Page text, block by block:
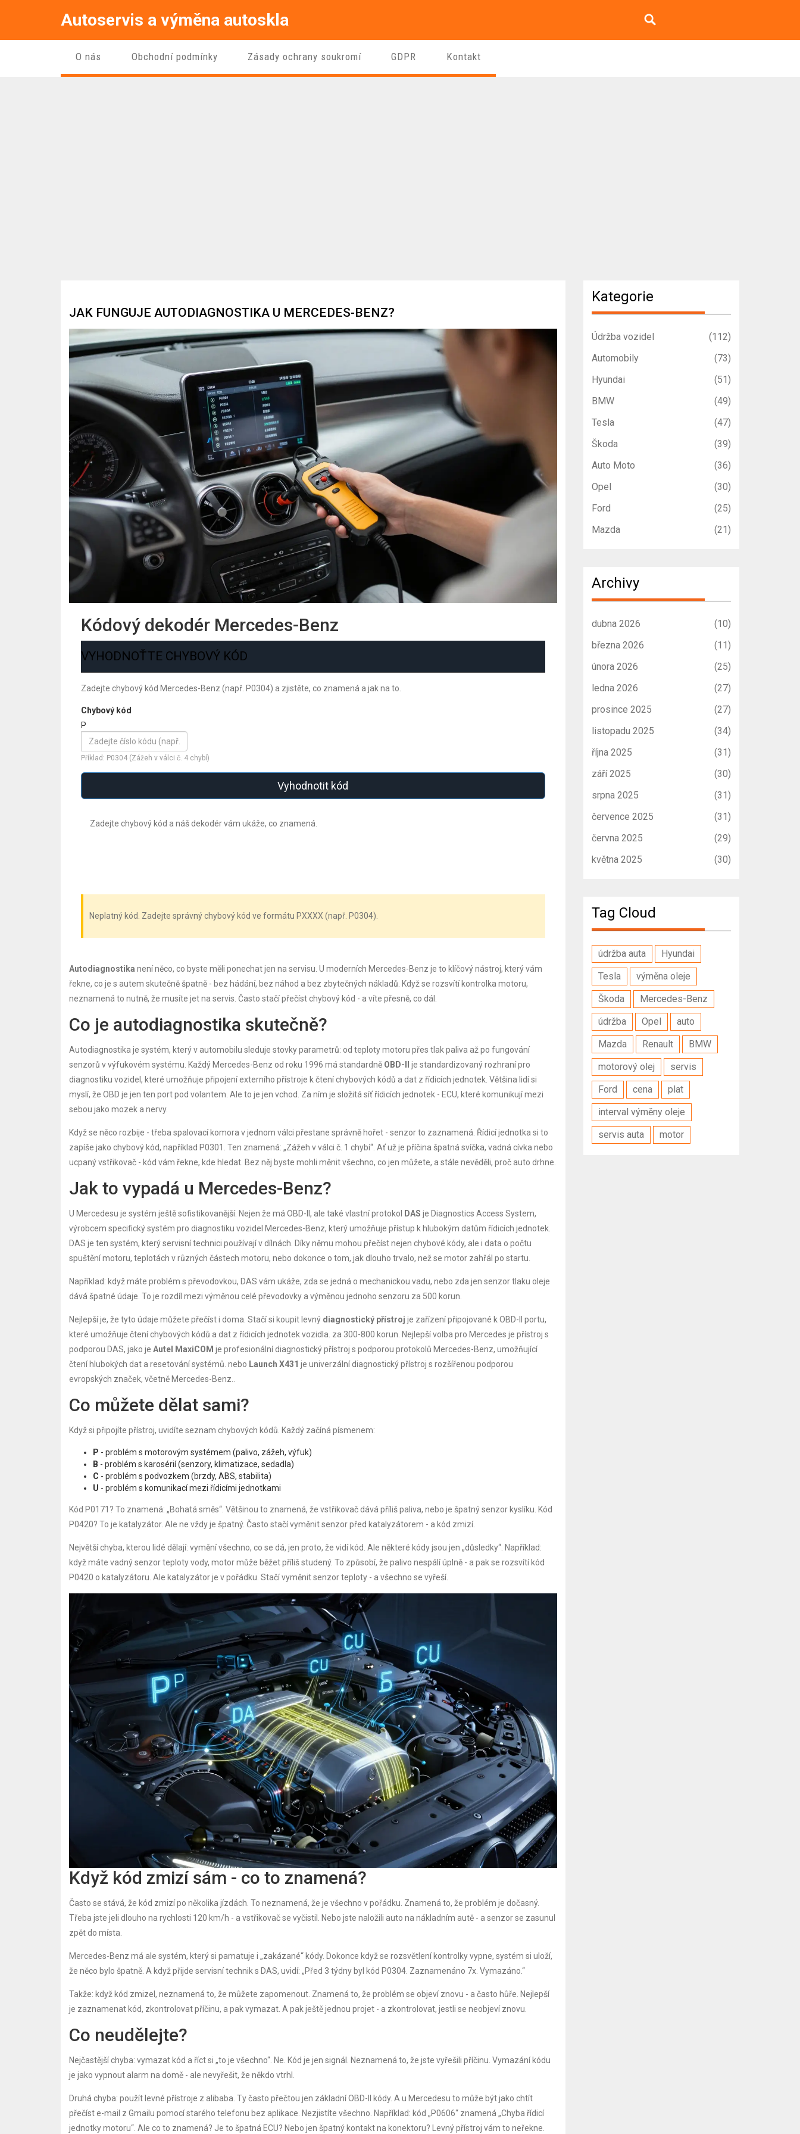
Autoservis a výměna autoskla
O nás Obchodní podmínky Zásady ochrany soukromí GDPR Kontakt
JAK FUNGUJE AUTODIAGNOSTIKA U MERCEDES-BENZ?
Kódový dekodér Mercedes-Benz
VYHODNOŤTE CHYBOVÝ KÓD
Zadejte chybový kód Mercedes-Benz (např. P0304) a zjistěte, co znamená a jak na to.
Chybový kód
P
Příklad: P0304 (Zážeh v válci č. 4 chybí)
Vyhodnotit kód
Zadejte chybový kód a náš dekodér vám ukáže, co znamená.
Neplatný kód. Zadejte správný chybový kód ve formátu PXXXX (např. P0304).
Autodiagnostika není něco, co byste měli ponechat jen na servisu. U moderních Mercedes-Benz je to klíčový nástroj, který vám
řekne, co je s autem skutečně špatně - bez hádání, bez náhod a bez zbytečných nákladů. Když se rozsvítí kontrolka motoru,
neznamená to nutně, že musíte jet na servis. Často stačí přečíst chybový kód - a víte přesně, co dál.
Co je autodiagnostika skutečně?
Autodiagnostika je systém, který v automobilu sleduje stovky parametrů: od teploty motoru přes tlak paliva až po fungování
senzorů v výfukovém systému. Každý Mercedes-Benz od roku 1996 má standardně OBD-II je standardizovaný rozhraní pro
diagnostiku vozidel, které umožňuje připojení externího přístroje k čtení chybových kódů a dat z řídicích jednotek Většina lidí si
myslí, že OBD je jen ten port pod volantem. Ale to je jen vchod. Za ním je složitá síť řídicích jednotek - ECU, které komunikují mezi
sebou jako mozek a nervy.
Když se něco rozbije - třeba spalovací komora v jednom válci přestane správně hořet - senzor to zaznamená. Řídicí jednotka si to
zapíše jako chybový kód, například P0301. Ten znamená: „Zážeh v válci č. 1 chybí“. Ať už je příčina špatná svíčka, vadná cívka nebo
ucpaný vstřikovač - kód vám řekne, kde hledat. Bez něj byste mohli měnit všechno, co jen můžete, a stále nevěděli, proč auto drhne.
Jak to vypadá u Mercedes-Benz?
U Mercedesu je systém ještě sofistikovanější. Nejen že má OBD-II, ale také vlastní protokol DAS je Diagnostics Access System,
výrobcem specifický systém pro diagnostiku vozidel Mercedes-Benz, který umožňuje přístup k hlubokým datům řídicích jednotek
DAS je ten systém, který servisní technici používají v dílnách. Díky němu mohou přečíst nejen chybové kódy, ale i data o počtu
spuštění motoru, teplotách v různých částech motoru, nebo dokonce o tom, jak dlouho trvalo, než se motor zahřál po startu.
Například: když máte problém s převodovkou, DAS vám ukáže, zda se jedná o mechanickou vadu, nebo zda jen senzor tlaku oleje
dává špatné údaje. To je rozdíl mezi výměnou celé převodovky a výměnou jednoho senzoru za 500 korun.
Nejlepší je, že tyto údaje můžete přečíst i doma. Stačí si koupit levný diagnostický přístroj je zařízení připojované k OBD-II portu,
které umožňuje čtení chybových kódů a dat z řídicích jednotek vozidla za 300-800 korun. Nejlepší volba pro Mercedes je přístroj s
podporou DAS, jako je Autel MaxiCOM je profesionální diagnostický přístroj s podporou protokolů Mercedes-Benz, umožňující
čtení hlubokých dat a resetování systémů nebo Launch X431 je univerzální diagnostický přístroj s rozšířenou podporou
evropských značek, včetně Mercedes-Benz
Co můžete dělat sami?
Když si připojíte přístroj, uvidíte seznam chybových kódů. Každý začíná písmenem:
P - problém s motorovým systémem (palivo, zážeh, výfuk)
B - problém s karosérií (senzory, klimatizace, sedadla)
C - problém s podvozkem (brzdy, ABS, stabilita)
U - problém s komunikací mezi řídicími jednotkami
Kód P0171? To znamená: „Bohatá směs“. Většinou to znamená, že vstřikovač dává příliš paliva, nebo je špatný senzor kyslíku. Kód
P0420? To je katalyzátor. Ale ne vždy je špatný. Často stačí vyměnit senzor před katalyzátorem - a kód zmizí.
Největší chyba, kterou lidé dělají: vymění všechno, co se dá, jen proto, že vidí kód. Ale některé kódy jsou jen „důsledky“. Například:
když máte vadný senzor teploty vody, motor může běžet příliš studený. To způsobí, že palivo nespálí úplně - a pak se rozsvítí kód
P0420 o katalyzátoru. Ale katalyzátor je v pořádku. Stačí vyměnit senzor teploty - a všechno se vyřeší.
Když kód zmizí sám - co to znamená?
Často se stává, že kód zmizí po několika jízdách. To neznamená, že je všechno v pořádku. Znamená to, že problém je dočasný.
Třeba jste jeli dlouho na rychlosti 120 km/h - a vstřikovač se vyčistil. Nebo jste naložili auto na nákladním autě - a senzor se zasunul
zpět do místa.
Mercedes-Benz má ale systém, který si pamatuje i „zakázané“ kódy. Dokonce když se rozsvětlení kontrolky vypne, systém si uloží,
že něco bylo špatně. A když přijde servisní technik s DAS, uvidí: „Před 3 týdny byl kód P0304. Zaznamenáno 7x. Vymazáno.“
Takže: když kód zmizel, neznamená to, že můžete zapomenout. Znamená to, že problém se objeví znovu - a často hůře. Nejlepší
je zaznamenat kód, zkontrolovat příčinu, a pak vymazat. A pak ještě jednou projet - a zkontrolovat, jestli se neobjeví znovu.
Co neudělejte?
Nejčastější chyba: vymazat kód a říct si „to je všechno“. Ne. Kód je jen signál. Neznamená to, že jste vyřešili příčinu. Vymazání kódu
je jako vypnout alarm na domě - ale nevyřešit, že někdo vtrhl.
Druhá chyba: použít levné přístroje z alibaba. Ty často přečtou jen základní OBD-II kódy. A u Mercedesu to může být jako chtít
přečíst e-mail z Gmailu pomocí starého telefonu bez aplikace. Nezjistíte všechno. Například: kód „P0606“ znamená „Chyba řídicí
jednotky motoru“. Ale co to znamená? Je to špatná ECU? Nebo jen špatný kontakt na konektoru? Levný přístroj vám to neřekne.
Kategorie
Údržba vozidel
(112)
Automobily
(73)
Hyundai
(51)
BMW
(49)
Tesla
(47)
Škoda
(39)
Auto Moto
(36)
Opel
(30)
Ford
(25)
Mazda
(21)
Archivy
dubna 2026
(10)
března 2026
(11)
února 2026
(25)
ledna 2026
(27)
prosince 2025
(27)
listopadu 2025
(34)
října 2025
(31)
září 2025
(30)
srpna 2025
(31)
července 2025
(31)
června 2025
(29)
května 2025
(30)
Tag Cloud
údržba auta
Hyundai
Tesla
výměna oleje
Škoda
Mercedes-Benz
údržba
Opel
auto
Mazda
Renault
BMW
motorový olej
servis
Ford
cena
plat
interval výměny oleje
servis auta
motor